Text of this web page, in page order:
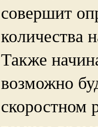
совершит
Также
возможно
скоростном